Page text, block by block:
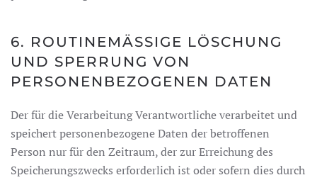
6. ROUTINEMÄSSIGE LÖSCHUNG U
ND SPERRUNG VON P
ERSONENBEZOGENEN DATEN
Der für die Verarbeitung Verantwortliche verarbeitet und
speichert personenbezogene Daten der betroffenen
Person nur für den Zeitraum, der zur Erreichung des
Speicherungszwecks erforderlich ist oder sofern dies durch